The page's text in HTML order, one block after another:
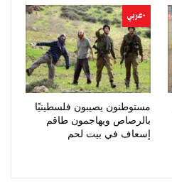
-عربي
مستوطنون يصيبون فلسطينيًا
بالرصاص ويهاجمون طاقم
إسعاف في بيت لحم